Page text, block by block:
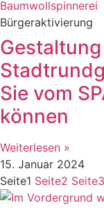
Bürgeraktivierung
Sie vom
können
Weiterlesen »
15. Januar 2024
Seite1 Seite2 Seite3